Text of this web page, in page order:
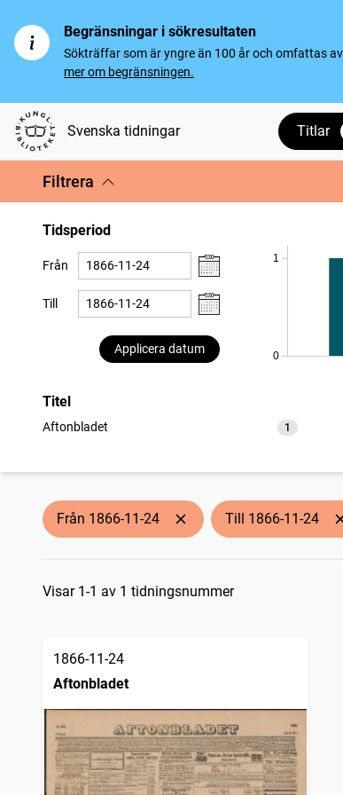
Begränsningar i sökresultaten
Sökträffar som är yngre än 100 år och omfattas
mer om begränsningen.
Svenska tidningar Titlar
Filtrera
Tidsperiod
Från
Till
Applicera datum
0
1
Titel
Aftonbladet 1
träffar
Från 1866-11-24 Till 1866-11-24
Sökresultat
Visar 1-1 av 1 tidningsnummer
1866-11-24
Aftonbladet